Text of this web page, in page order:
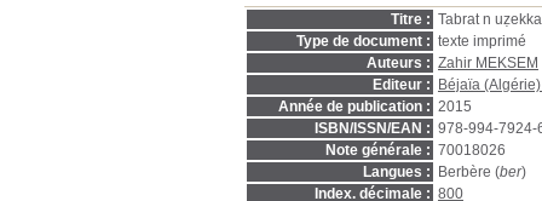
Titre : Tabrat n
Type de document : texte imprimé
Auteurs : Zahir MEKSEM
Editeur :
Béjaïa
Année de publication : 2015
ISBN/ISSN/EAN : 978-994-7924-
Note générale : 70018026
Langues :
Berbère (ber)
Index. décimale : 800